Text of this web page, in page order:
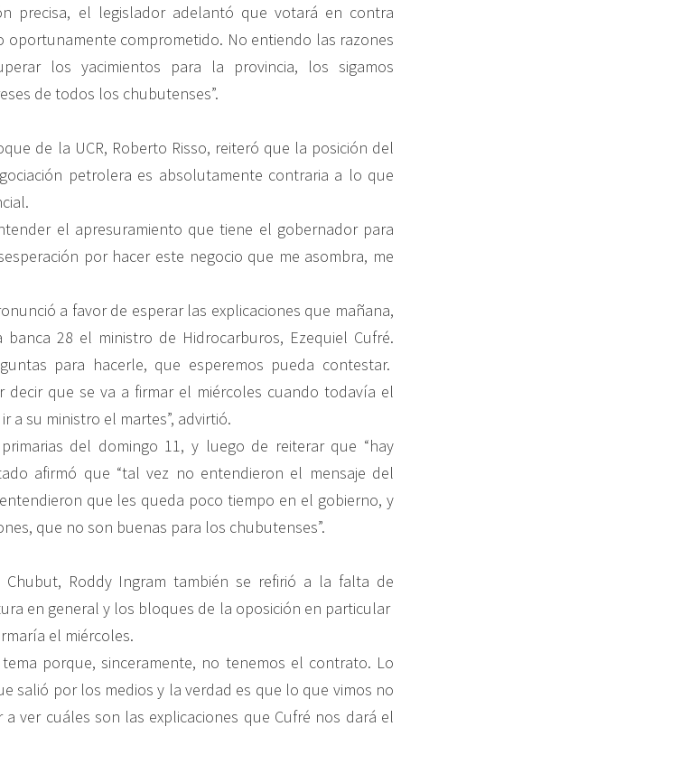
precisa, el legislador adelantó que votará en contra
oportunamente comprometido. No entiendo las razones
los yacimientos para la provincia, los sigamos
de todos los chubutenses”.
de la UCR, Roberto Risso, reiteró que la posición del
petrolera es absolutamente contraria a lo que
el apresuramiento que tiene el gobernador para
por hacer este negocio que me asombra, me
a favor de esperar las explicaciones que mañana,
28 el ministro de Hidrocarburos, Ezequiel Cufré.
para hacerle, que esperemos pueda contestar.
decir que se va a firmar el miércoles cuando todavía el
a su ministro el martes”, advirtió.
del domingo 11, y luego de reiterar que “hay
afirmó que “tal vez no entendieron el mensaje del
que les queda poco tiempo en el gobierno, y
que no son buenas para los chubutenses”.
Roddy Ingram también se refirió a la falta de
en general y los bloques de la oposición en particular
el miércoles.
porque, sinceramente, no tenemos el contrato. Lo
salió por los medios y la verdad es que lo que vimos no
ver cuáles son las explicaciones que Cufré nos dará el